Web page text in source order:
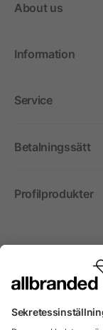
About us
Information
Service
Betalningssätt
Profilprodukter